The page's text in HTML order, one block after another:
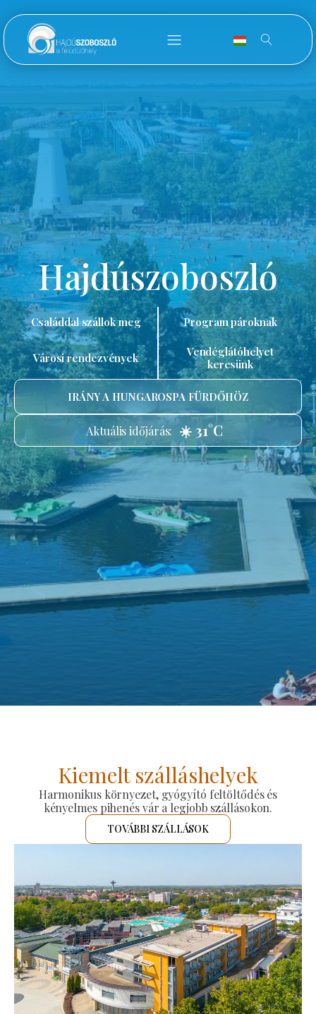
Hajdúszoboszló
Családdal szállok meg Program pároknak
Városi rendezvények
Vendéglátóhelyet
keresünk
IRÁNY A HUNGAROSPA FÜRDŐHÖZ
Aktuális időjárás: ☀️ 31°C
Kiemelt szálláshelyek
Harmonikus környezet, gyógyító feltöltődés és
kényelmes pihenés vár a legjobb szállásokon.
TOVÁBBI SZÁLLÁSOK